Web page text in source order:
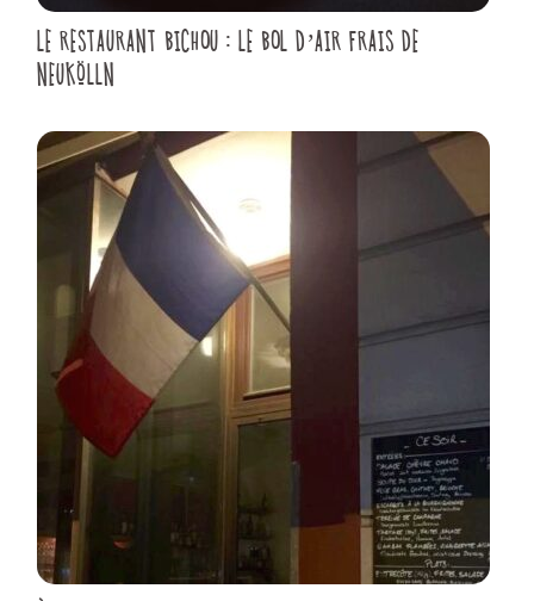
LE RESTAURANT BICHOU : LE BOL D’AIR FRAIS DE
NEUKÖLLN